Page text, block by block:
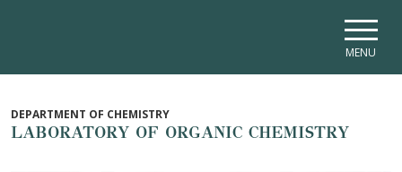
MENU
DEPARTMENT OF CHEMISTRY
LABORATORY OF ORGANIC CHEMISTRY